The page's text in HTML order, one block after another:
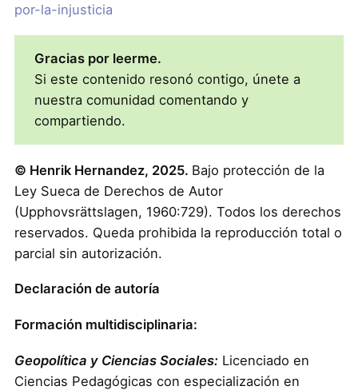
por-la-injusticia
Gracias por leerme.
Si este contenido resonó contigo, únete a
nuestra comunidad comentando y
compartiendo.
© Henrik Hernandez, 2025. Bajo protección de la
Ley Sueca de Derechos de Autor
(Upphovsrättslagen, 1960:729). Todos los derechos
reservados. Queda prohibida la reproducción total o
parcial sin autorización.
Declaración de autoría
Formación multidisciplinaria:
Geopolítica y Ciencias Sociales: Licenciado en
Ciencias Pedagógicas con especialización en